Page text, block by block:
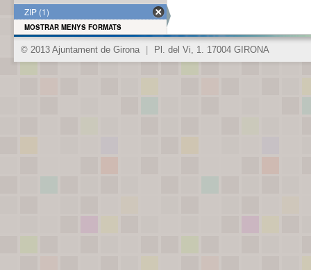
ZIP (1)
MOSTRAR MENYS FORMATS
© 2013 Ajuntament de Girona Pl. del Vi, 1. 17004 GIRONA